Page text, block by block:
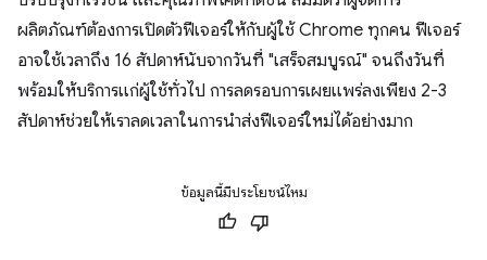
ผลิตภัณฑ์ต้องการเปิดตัวฟีเจอร์ให้กับผู้ใช้ Chrome ทุกคน ฟีเจอร์
อาจใช้เวลาถึง 16 สัปดาห์นับจากวันที่ "เสร็จสมบูรณ์" จนถึงวันที่
พร้อมให้บริการแก่ผู้ใช้ทั่วไป การลดรอบการเผยแพร่ลงเพียง 2-3
สัปดาห์ช่วยให้เราลดเวลาในการนำส่งฟีเจอร์ใหม่ได้อย่างมาก
ข้อมูลนี้มีประโยชน์ไหม